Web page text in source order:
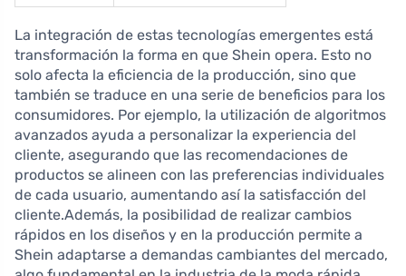
La integración de estas tecnologías emergentes está
transformación la forma en que Shein opera. Esto no
solo afecta la eficiencia de la producción, sino que
también se traduce en una serie de beneficios para los
consumidores. Por ejemplo, la utilización de algoritmos
avanzados ayuda a personalizar la experiencia del
cliente, asegurando que las recomendaciones de
productos se alineen con las preferencias individuales
de cada usuario, aumentando así la satisfacción del
cliente.Además, la posibilidad de realizar cambios
rápidos en los diseños y en la producción permite a
Shein adaptarse a demandas cambiantes del mercado,